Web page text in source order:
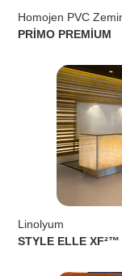
Homojen PVC
PRİMO PREMİUM
Linolyum
STYLE ELLE